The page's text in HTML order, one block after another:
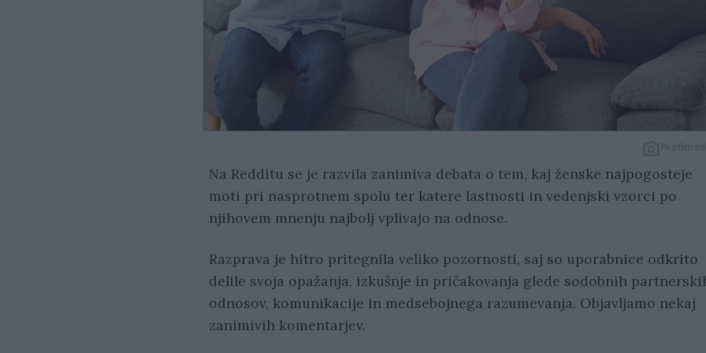
Na Redditu se je razvila zanimiva debata o tem, kaj ženske najpogosteje
moti pri nasprotnem spolu ter katere lastnosti in vedenjski vzorci po
njihovem mnenju najbolj vplivajo na odnose.
Razprava je hitro pritegnila veliko pozornosti, saj so uporabnice odkrito
delile svoja opažanja, izkušnje in pričakovanja glede sodobnih
odnosov, komunikacije in medsebojnega razumevanja. Objavljamo nekaj
zanimivih komentarjev.